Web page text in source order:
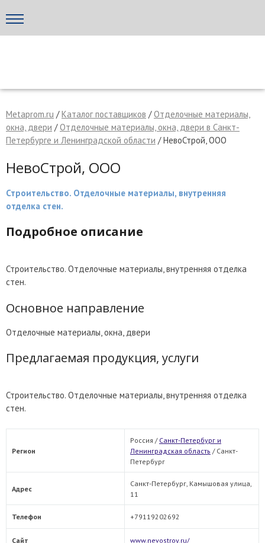
МЕТАПРОМ - российский торгово-промышленный портал
Написать поставщику
Metaprom.ru /Каталог поставщиков /Отделочные материалы,
окна, двери /Отделочные материалы, окна, двери в Санкт-
Петербурге и Ленинградской области / НевоСтрой, ООО
НевоСтрой, ООО
Строительство. Отделочные материалы, внутренняя
отделка стен.
Подробное описание
Строительство. Отделочные материалы, внутренняя отделка
стен.
Основное направление
Отделочные материалы, окна, двери
Предлагаемая продукция, услуги
Строительство. Отделочные материалы, внутренняя отделка
стен.
Регион
Россия / Санкт-Петербург и
Ленинградская область / Санкт-
Петербург
Адрес
Санкт-Петербург, Камышовая улица,
11
Телефон +79119202692
Сайт www.nevostroy.ru/